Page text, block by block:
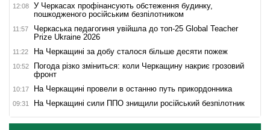
12:08
У Черкасах профінансують обстеження будинку,
пошкодженого російським безпілотником
11:57
Черкаська педагогиня увійшла до топ-25 Global Teacher
Prize Ukraine 2026
11:22 На Черкащині за добу сталося більше десяти пожеж
10:52
Погода різко зміниться: коли Черкащину накриє грозовий
фронт
10:17 На Черкащині провели в останню путь прикордонника
09:31 На Черкащині сили ППО знищили російський безпілотник